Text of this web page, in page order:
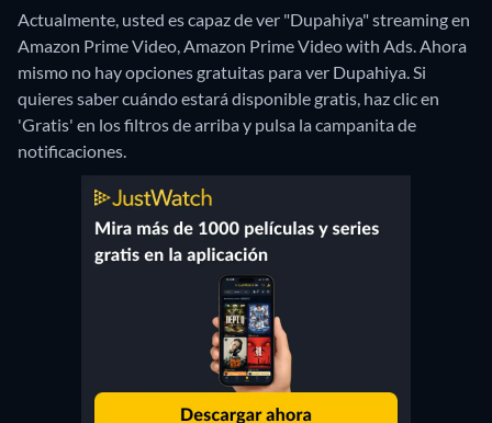
Actualmente, usted es capaz de ver "Dupahiya" streaming en
Amazon Prime Video, Amazon Prime Video with Ads. Ahora
mismo no hay opciones gratuitas para ver Dupahiya. Si
quieres saber cuándo estará disponible gratis, haz clic en
'Gratis' en los filtros de arriba y pulsa la campanita de
notificaciones.